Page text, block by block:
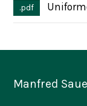
Manfred